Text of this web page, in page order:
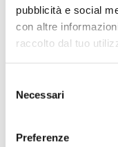
pubblicità e social
con altre
raccolto dal tuo
delNecessari
Preferenze